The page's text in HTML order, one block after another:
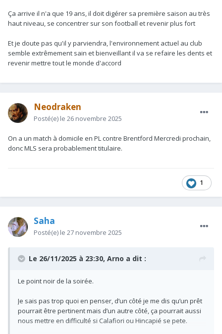
Ça arrive il n'a que 19 ans, il doit digérer sa première saison au très
haut niveau, se concentrer sur son football et revenir plus fort
Et je doute pas qu'il y parviendra, l'environnement actuel au club
semble extrêmement sain et bienveillant il va se refaire les dents et
revenir mettre tout le monde d'accord
Neodraken
Posté(e) le 26 novembre 2025
On a un match à domicile en PL contre Brentford Mercredi prochain,
donc MLS sera probablement titulaire.
1
Saha
Posté(e) le 27 novembre 2025
Le 26/11/2025 à 23:30, Arno a dit :
Le point noir de la soirée.
Je sais pas trop quoi en penser, d’un côté je me dis qu’un prêt
pourrait être pertinent mais d’un autre côté, ça pourrait aussi
nous mettre en difficulté si Calafiori ou Hincapié se pete.